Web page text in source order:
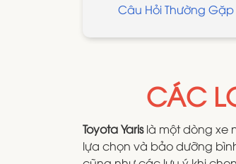
Câu Hỏi Thường Gặp
CÁC
Toyota Yarislà một dòng xe
lựa chọn và bảo dưỡng